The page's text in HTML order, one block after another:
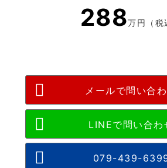
288万円（税
メールで問い合
079-439-